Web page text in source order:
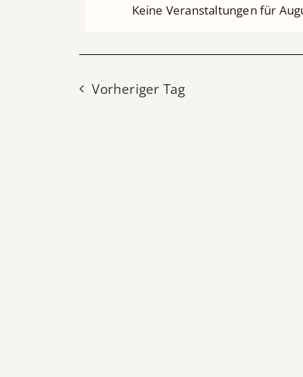
AUGUST
6,
2026
Keine Veranstaltungen für
Vorheriger Tag